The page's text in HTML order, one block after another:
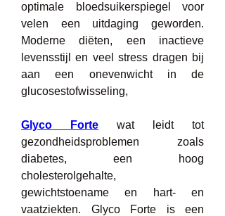
optimale bloedsuikerspiegel voor
velen een uitdaging geworden.
Moderne diëten, een inactieve
levensstijl en veel stress dragen bij
aan een onevenwicht in de
glucosestofwisseling,
Glyco Forte wat leidt tot
gezondheidsproblemen zoals
diabetes, een hoog
cholesterolgehalte,
gewichtstoename en hart- en
vaatziekten. Glyco Forte is een